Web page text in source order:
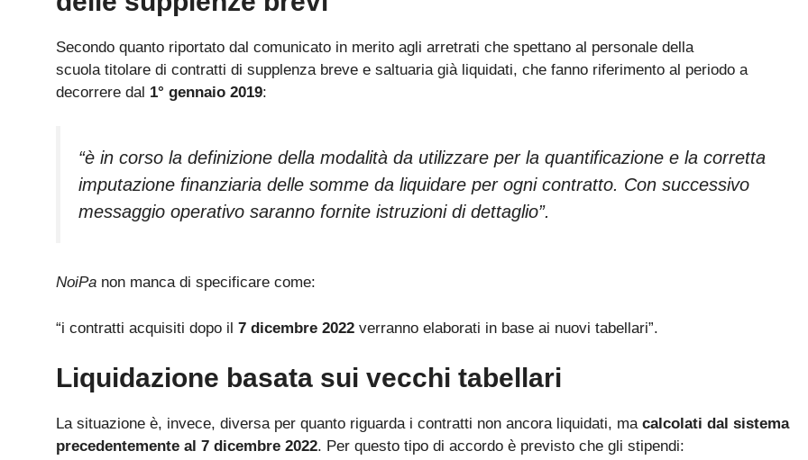
Secondo quanto riportato dal comunicato in merito agli arretrati che spettano al personale della
scuola titolare di contratti di supplenza breve e saltuaria già liquidati, che fanno riferimento al periodo a
decorrere dal 1° gennaio 2019:
“è in corso la definizione della modalità da utilizzare per la quantificazione e la corretta
imputazione finanziaria delle somme da liquidare per ogni contratto. Con successivo
messaggio operativo saranno fornite istruzioni di dettaglio”.
NoiPa non manca di specificare come:
“i contratti acquisiti dopo il 7 dicembre 2022 verranno elaborati in base ai nuovi tabellari”.
Liquidazione basata sui vecchi tabellari
La situazione è, invece, diversa per quanto riguarda i contratti non ancora liquidati, ma calcolati dal sistema
precedentemente al 7 dicembre 2022. Per questo tipo di accordo è previsto che gli stipendi: